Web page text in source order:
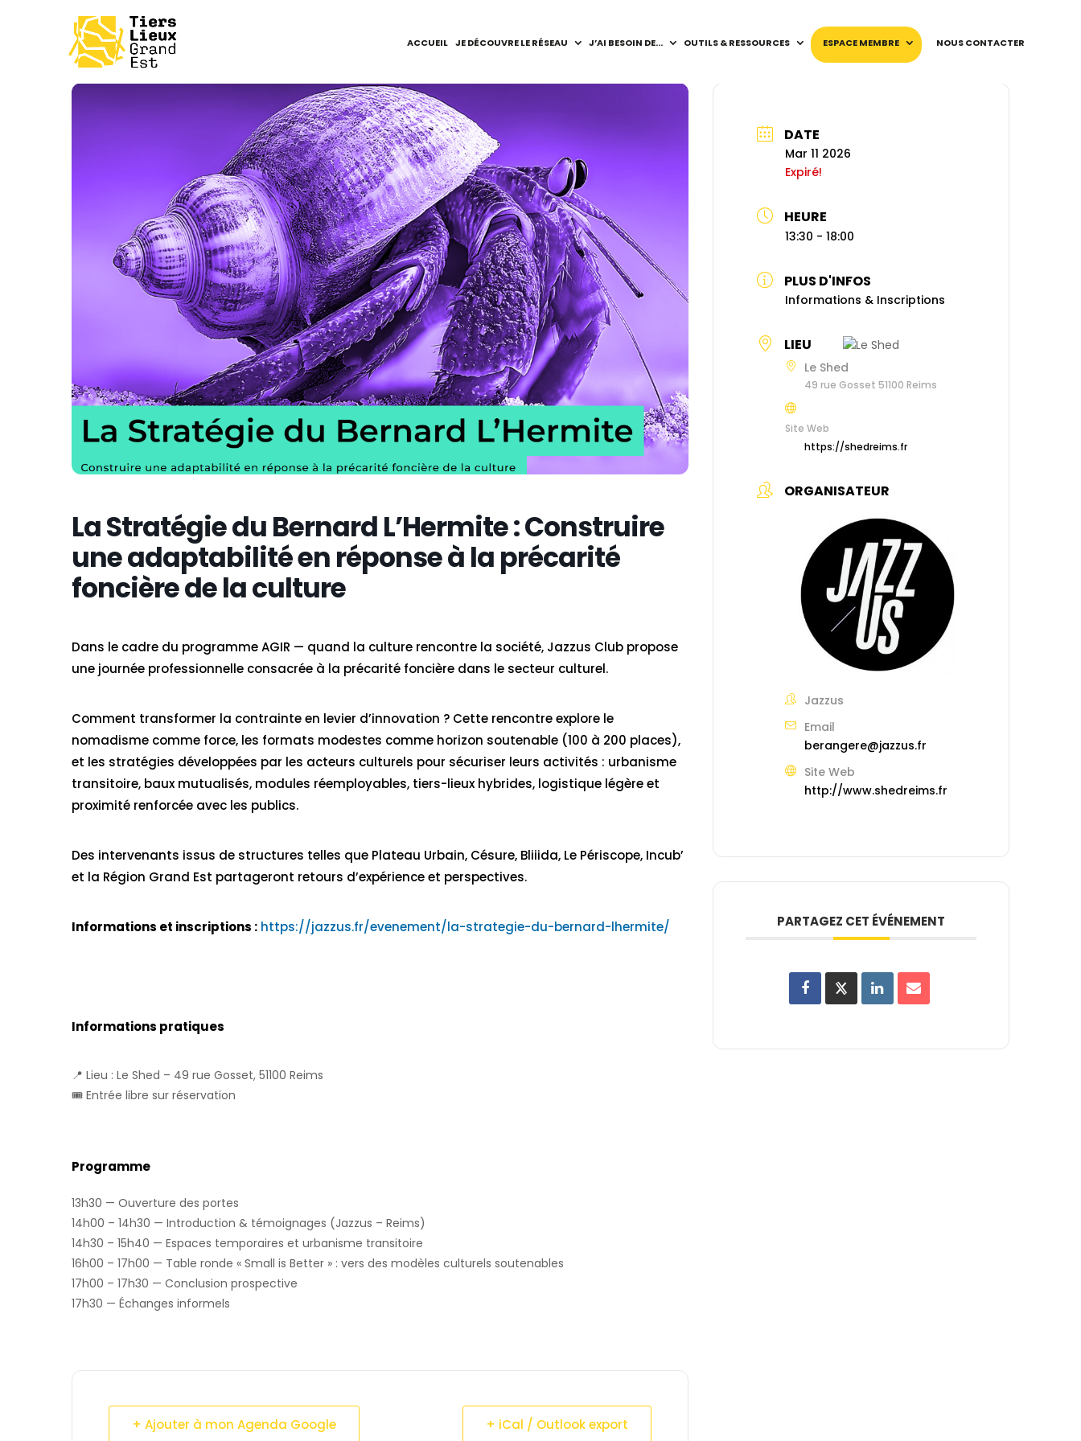
ACCUEIL JE DÉCOUVRE LE RÉSEAU J’AI BESOIN DE… OUTILS & RESSOURCES ESPACE MEMBRE NOUS CONTACTER
La Stratégie du Bernard L’Hermite : Construire
une adaptabilité en réponse à la précarité
foncière de la culture
Dans le cadre du programme AGIR — quand la culture rencontre la société, Jazzus Club propose
une journée professionnelle consacrée à la précarité foncière dans le secteur culturel.
Comment transformer la contrainte en levier d’innovation ? Cette rencontre explore le
nomadisme comme force, les formats modestes comme horizon soutenable (100 à 200 places),
et les stratégies développées par les acteurs culturels pour sécuriser leurs activités : urbanisme
transitoire, baux mutualisés, modules réemployables, tiers-lieux hybrides, logistique légère et
proximité renforcée avec les publics.
Des intervenants issus de structures telles que Plateau Urbain, Césure, Bliiida, Le Périscope, Incub’
et la Région Grand Est partageront retours d’expérience et perspectives.
Informations et inscriptions : https://jazzus.fr/evenement/la-strategie-du-bernard-lhermite/
Informations pratiques
📍 Lieu : Le Shed – 49 rue Gosset, 51100 Reims
🎟️ Entrée libre sur réservation
Programme
13h30 — Ouverture des portes
14h00 – 14h30 — Introduction & témoignages (Jazzus – Reims)
14h30 – 15h40 — Espaces temporaires et urbanisme transitoire
16h00 – 17h00 — Table ronde « Small is Better » : vers des modèles culturels soutenables
17h00 – 17h30 — Conclusion prospective
17h30 — Échanges informels
+ Ajouter à mon Agenda Google + iCal / Outlook export
DATE
Mar 11 2026
Expiré!
HEURE
13:30 - 18:00
PLUS D'INFOS
Informations & Inscriptions
LIEU
Le Shed
49 rue Gosset 51100 Reims
Site Web
https://shedreims.fr
ORGANISATEUR
Jazzus
Email
berangere@jazzus.fr
Site Web
http://www.shedreims.fr
PARTAGEZ CET ÉVÉNEMENT